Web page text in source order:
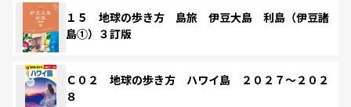
１５ 地球の歩き方 島旅 伊豆大島 利島（伊豆諸
島①）３訂版
Ｃ０２ 地球の歩き方 ハワイ島 ２０２７～２０２
８